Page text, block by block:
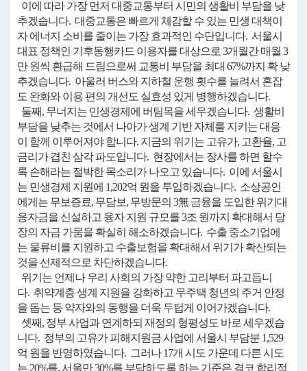
이에 따라 가장 먼저 대중교통부터 시민의 생활비 부담을 낮
추겠습니다. 대중교통은 빠르게 체감할 수 있는 민생 대책이
자 에너지 소비를 줄이는 가장 효과적인 수단입니다. 서울시
대표 정책인 기후동행카드 이용자를 대상으로 3개월간 매월 3
만 원씩 환급해 드림으로써 교통비 부담을 최대 67%까지 확 낮
추겠습니다. 아울러 버스와 지하철 운행 횟수를 늘려서 혼잡
도 완화와 이용 편의 개선도 실효성 있게 병행하겠습니다.
둘째, 무너지는 민생경제에 버팀목을 세우겠습니다. 생활비
부담을 낮추는 것에서 나아가 생계 기반 자체를 지키는 대응
이 함께 이루어져야 합니다. 지금의 위기는 고유가, 고환율, 고
금리가 겹친 삼각 파도입니다. 현장에서는 장사를 하면 할수
록 손해라는 절박한 목소리가 나오고 있습니다. 이에 서울시
는 민생경제 지원에 1,202억 원을 투입하겠습니다. 소상공인
에게는 무보증료, 무담보, 무방문의 3無 금융을 도입한 위기대
응자금을 신설하고 융자 지원 규모를 3조 원까지 확대해서 당
장의 자금 가뭄을 확실히 해소하겠습니다. 수출 중소기업에
는 물류비를 지원하고 수출보험을 확대해서 위기가 확산되는
것을 선제적으로 차단하겠습니다.
위기는 언제나 우리 사회의 가장 약한 고리부터 파고듭니
다. 취약계층 생계 지원을 강화하고 무주택 청년의 주거 안정
을 돕는 등 약자와의 동행을 더욱 두텁게 이어가겠습니다.
셋째, 정부 사업과 연계하되 재정의 형평성도 바로 세우겠습
니다. 정부의 고유가 피해지원금 사업에 서울시 부담분 1,529
억 원을 반영하였습니다. 그러나 17개 시도 가운데 다른 시도
는 20%를, 서울만 30%를 부담하도록 하는 기준은 결코 합리적